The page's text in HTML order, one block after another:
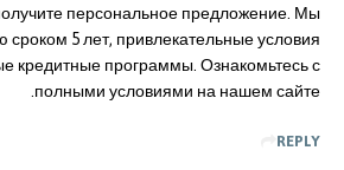
персональное предложение. Мы
сроком 5 лет, привлекательные условия
кредитные программы. Ознакомьтесь с
полными условиями на нашем сайте.
REPLY